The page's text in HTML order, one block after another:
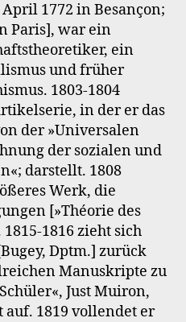
1772 in Besançon;
Paris], war ein
ein
und früher
1803-1804
in der er das
der »Universalen
der sozialen und
darstellt. 1808
Werk, die
[»Théorie des
1816 zieht sich
Dptm.] zurück
Manuskripte zu
Just Muiron,
1819 vollendet er